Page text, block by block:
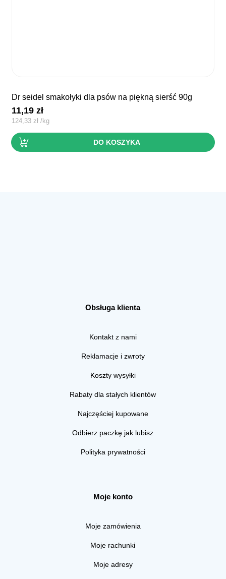
dr seidel smakołyki dla psów na piękną sierść 90g
11,19zł
124,33zł /kg
DO KOSZYKA
Obsługa klienta
Kontakt z nami
Reklamacje i zwroty
Koszty wysyłki
Rabaty dla stałych klientów
Najczęściej kupowane
Odbierz paczkę jak lubisz
Polityka prywatności
Moje konto
Moje zamówienia
Moje rachunki
Moje adresy